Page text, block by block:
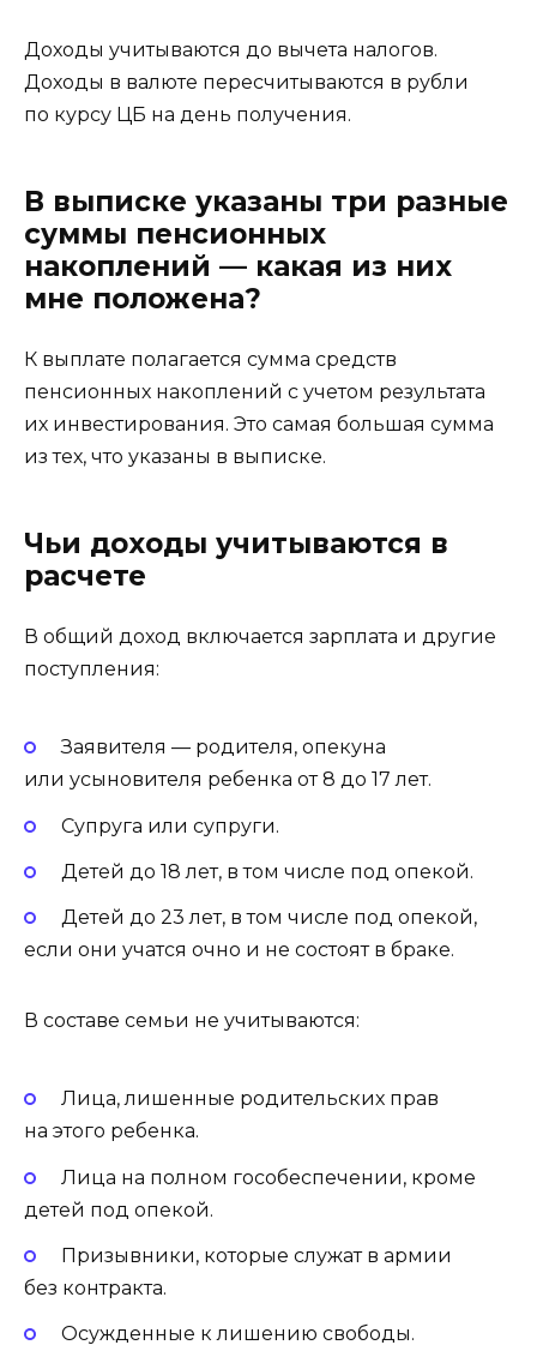
Доходы учитываются до вычета налогов.
Доходы в валюте пересчитываются в рубли
по курсу ЦБ на день получения.
В выписке указаны три разные
суммы пенсионных
накоплений — какая из них
мне положена?
К выплате полагается сумма средств
пенсионных накоплений с учетом результата
их инвестирования. Это самая большая сумма
из тех, что указаны в выписке.
Чьи доходы учитываются в
расчете
В общий доход включается зарплата и другие
поступления:
Заявителя — родителя, опекуна
или усыновителя ребенка от 8 до 17 лет.
Супруга или супруги.
Детей до 18 лет, в том числе под опекой.
Детей до 23 лет, в том числе под опекой,
если они учатся очно и не состоят в браке.
В составе семьи не учитываются:
Лица, лишенные родительских прав
на этого ребенка.
Лица на полном гособеспечении, кроме
детей под опекой.
Призывники, которые служат в армии
без контракта.
Осужденные к лишению свободы.